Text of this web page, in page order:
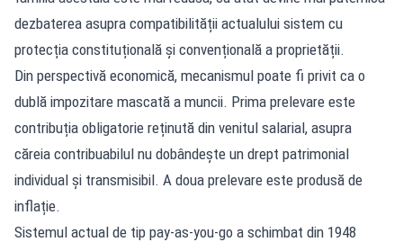
dezbaterea asupra compatibilității actualului sistem cu
protecția constituțională și convențională a proprietății.
Din perspectivă economică, mecanismul poate fi privit ca o
dublă impozitare mascată a muncii. Prima prelevare este
contribuția obligatorie reținută din venitul salarial, asupra
căreia contribuabilul nu dobândește un drept patrimonial
individual și transmisibil. A doua prelevare este produsă de
inflație.
Sistemul actual de tip pay-as-you-go a schimbat din 1948